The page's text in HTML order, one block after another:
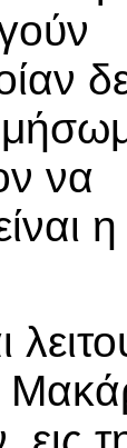
να
η